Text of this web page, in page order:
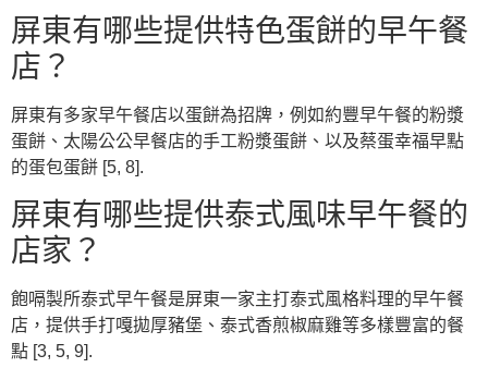
屏東有哪些提供特色蛋餅的早午餐
店？
屏東有多家早午餐店以蛋餅為招牌，例如約豐早午餐的粉漿
蛋餅、太陽公公早餐店的手工粉漿蛋餅、以及蔡蛋幸福早點
的蛋包蛋餅 [5, 8].
屏東有哪些提供泰式風味早午餐的
店家？
飽嗝製所泰式早午餐是屏東一家主打泰式風格料理的早午餐
店，提供手打嘎拋厚豬堡、泰式香煎椒麻雞等多樣豐富的餐
點 [3, 5, 9].